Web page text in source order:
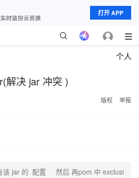
打开 APP
个人
解决 jar 冲突 )
版权 举报
该 jar 的 配置 然后 再pom 中 exclusi